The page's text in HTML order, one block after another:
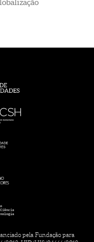
pela Fundação para